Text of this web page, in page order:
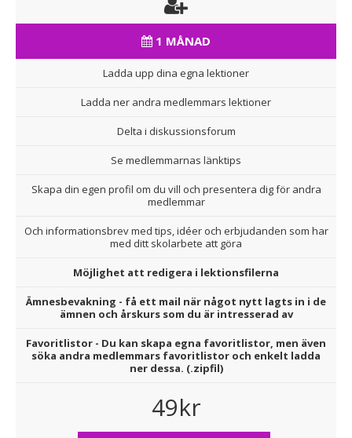
1 MÅNAD
Ladda upp dina egna lektioner
Ladda ner andra medlemmars lektioner
Delta i diskussionsforum
Se medlemmarnas länktips
Skapa din egen profil om du vill och presentera dig för andra
medlemmar
Och informationsbrev med tips, idéer och erbjudanden som har
med ditt skolarbete att göra
Möjlighet att redigera i lektionsfilerna
Ämnesbevakning - få ett mail när något nytt lagts in i de
ämnen och årskurs som du är intresserad av
Favoritlistor - Du kan skapa egna favoritlistor, men även
söka andra medlemmars favoritlistor och enkelt ladda
ner dessa. (.zipfil)
49kr